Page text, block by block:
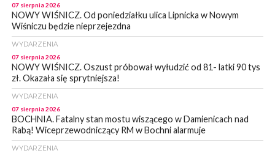
07 sierpnia 2026
NOWY WIŚNICZ. Od poniedziałku ulica Lipnicka w Nowym
Wiśniczu będzie nieprzejezdna
WYDARZENIA
07 sierpnia 2026
NOWY WIŚNICZ. Oszust próbował wyłudzić od 81- latki 90 tys
zł. Okazała się sprytniejsza!
WYDARZENIA
07 sierpnia 2026
BOCHNIA. Fatalny stan mostu wiszącego w Damienicach nad
Rabą! Wiceprzewodniczący RM w Bochni alarmuje
WYDARZENIA